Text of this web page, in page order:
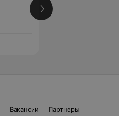
Вакансии Партнеры